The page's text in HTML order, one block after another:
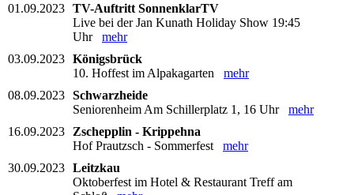
01.09.2023 TV-Auftritt SonnenklarTV
Live bei der Jan Kunath Holiday Show 19:45
Uhr mehr
03.09.2023 Königsbrück
10. Hoffest im Alpakagarten mehr
08.09.2023 Schwarzheide
Seniorenheim Am Schillerplatz 1, 16 Uhr mehr
16.09.2023
Zschepplin - Krippehna
Hof Prautzsch - Sommerfest mehr
30.09.2023 Leitzkau
Oktoberfest im Hotel & Restaurant Treff am